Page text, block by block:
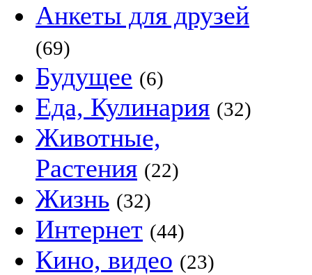
Анкеты для друзей
(69)
Будущее (6)
Еда, Кулинария (32)
Животные,
Растения (22)
Жизнь (32)
Интернет (44)
Кино, видео (23)